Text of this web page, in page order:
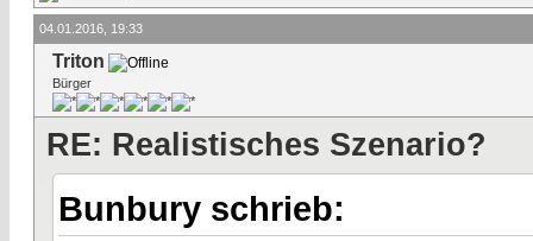
04.01.2016, 19:33
Triton
Bürger
RE: Realistisches Szenario?
Bunbury schrieb: